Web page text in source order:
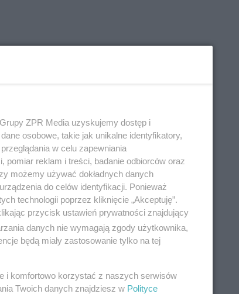
Poznańs…
ZPR Media uzyskujemy dostęp i
osobowe, takie jak unikalne identyfikatory,
w celu zapewniania
reklam i treści, badanie odbiorców oraz
możemy używać dokładnych danych
do celów identyfikacji. Ponieważ
technologii poprzez kliknięcie „Akceptuję”.
przycisk ustawień prywatności znajdujący
danych nie wymagają zgody użytkownika,
będą miały zastosowanie tylko na tej
i komfortowo korzystać z naszych serwisów
Twoich danych znajdziesz w Polityce